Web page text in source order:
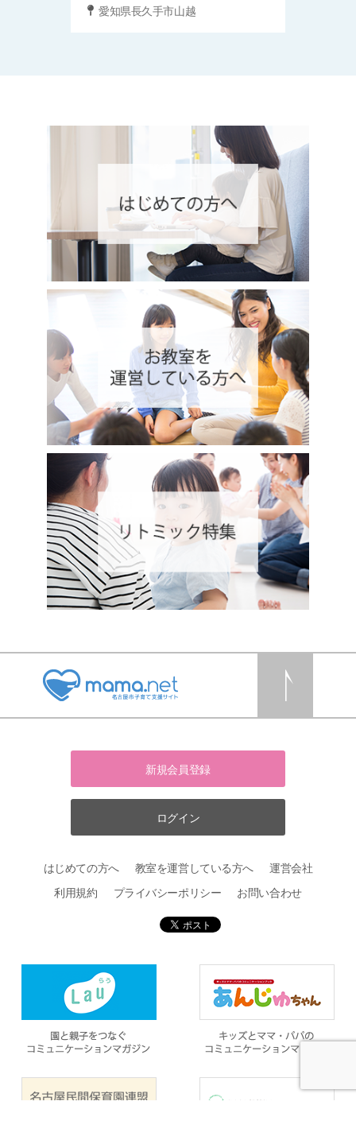
愛知県長久手市山越
新規会員登録
ログイン
はじめての方へ 教室を運営している方へ
運営会社
利用規約
プライバシーポリシー お問い合わせ